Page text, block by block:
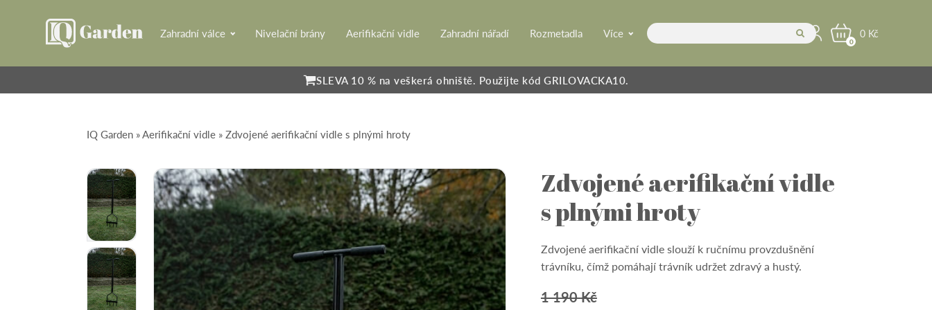
Zahradní válce Nivelační brány Aerifikační vidle Zahradní nářadí Rozmetadla Více
0
0 Kč
SLEVA 10 % na veškerá ohniště. Použijte kód GRILOVACKA10.
IQ Garden»Aerifikační vidle» Zdvojené aerifikační vidle s plnými hroty
Zdvojené aerifikační vidle
s plnými hroty
Zdvojené aerifikační vidle slouží k ručnímu provzdušnění
trávníku, čímž pomáhají trávník udržet zdravý a hustý.
1 190Kč